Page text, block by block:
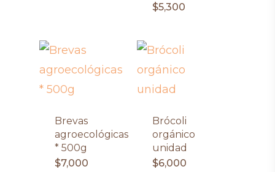
$5,300
Brevas
agroecológicas
* 500g
$7,000
Brócoli
orgánico
unidad
$6,000